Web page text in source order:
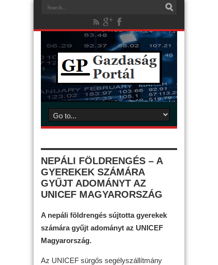
NEPÁLI FÖLDRENGÉS – A
GYEREKEK SZÁMÁRA
GYŰJT ADOMÁNYT AZ
UNICEF MAGYARORSZÁG
A nepáli földrengés sújtotta gyerekek
számára gyűjt adományt az UNICEF
Magyarország.
Az UNICEF sürgős segélyszállítmány